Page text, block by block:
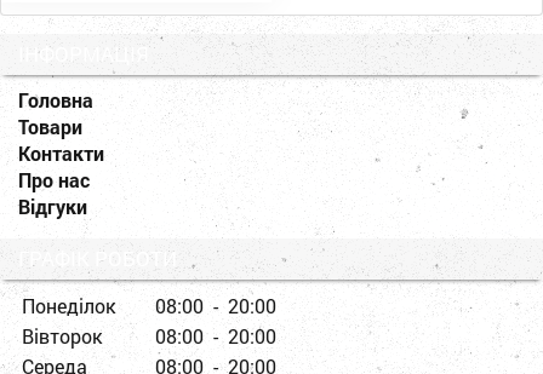
ІНФОРМАЦІЯ
Головна
Товари
Контакти
Про нас
Відгуки
ГРАФІК РОБОТИ
Понеділок
08:00 - 20:00
Вівторок
08:00 - 20:00
Середа
08:00 - 20:00